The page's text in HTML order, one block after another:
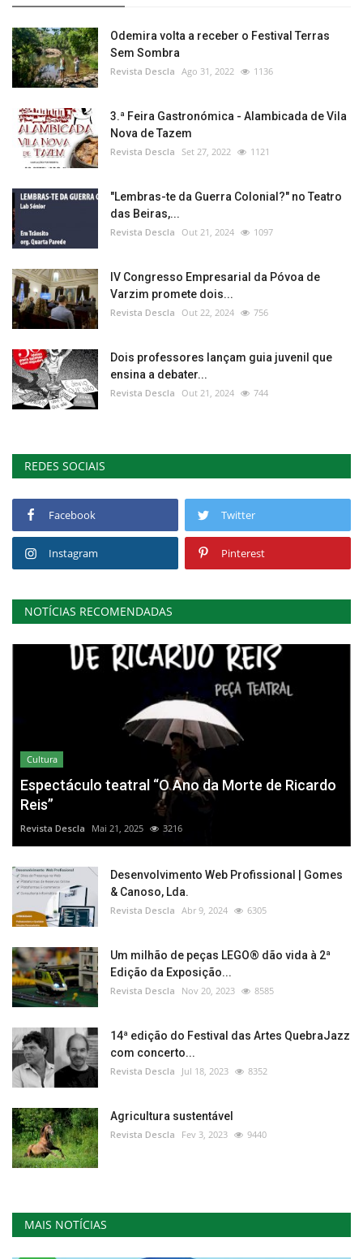
Odemira volta a receber o Festival Terras
Sem Sombra
Revista Descla Ago 31, 2022 1136
3.ª Feira Gastronómica - Alambicada de Vila
Nova de Tazem
Revista Descla Set 27, 2022 1121
"Lembras-te da Guerra Colonial?" no Teatro
das Beiras,...
Revista Descla Out 21, 2024 1097
IV Congresso Empresarial da Póvoa de
Varzim promete dois...
Revista Descla Out 22, 2024 756
Dois professores lançam guia juvenil que
ensina a debater...
Revista Descla Out 21, 2024 744
REDES SOCIAIS
Facebook Twitter
Instagram Pinterest
NOTÍCIAS RECOMENDADAS
Cultura
Espectáculo teatral “O Ano da Morte de Ricardo
Reis”
Revista Descla Mai 21, 2025 3216
Desenvolvimento Web Profissional | Gomes
& Canoso, Lda.
Revista Descla Abr 9, 2024 6305
Um milhão de peças LEGO® dão vida à 2ª
Edição da Exposição...
Revista Descla Nov 20, 2023 8585
14ª edição do Festival das Artes QuebraJazz
com concerto...
Revista Descla Jul 18, 2023 8352
Agricultura sustentável
Revista Descla Fev 3, 2023 9440
MAIS NOTÍCIAS